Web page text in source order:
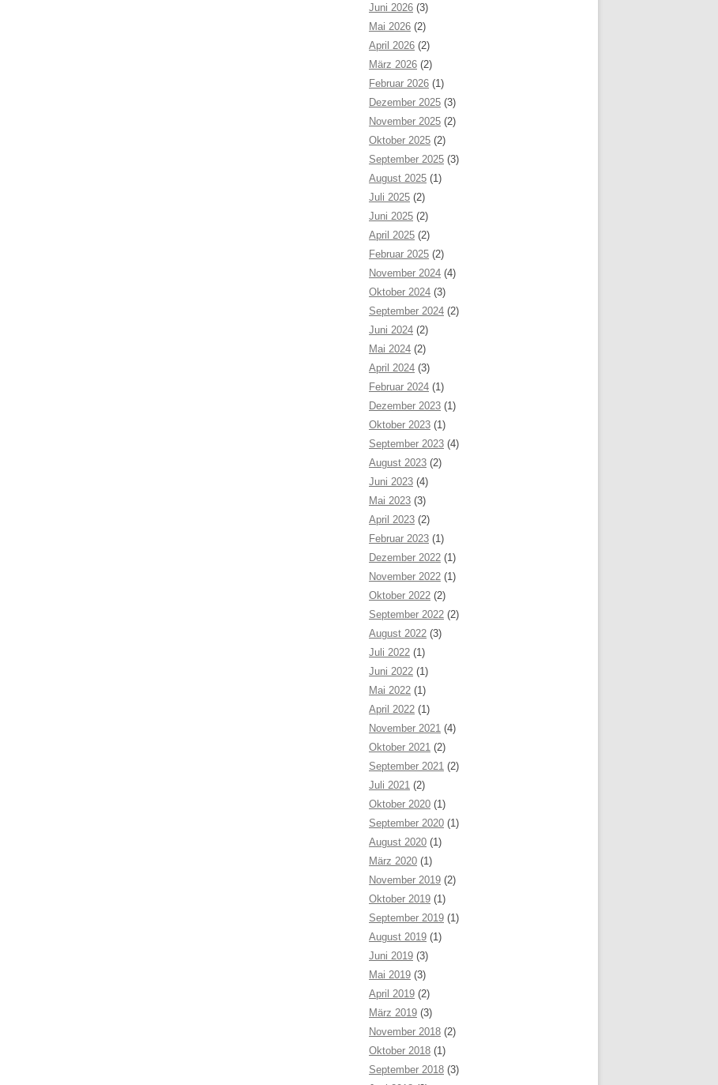
Juni 2026 (3)
Mai 2026 (2)
April 2026 (2)
März 2026 (2)
Februar 2026 (1)
Dezember 2025 (3)
November 2025 (2)
Oktober 2025 (2)
September 2025 (3)
August 2025 (1)
Juli 2025 (2)
Juni 2025 (2)
April 2025 (2)
Februar 2025 (2)
November 2024 (4)
Oktober 2024 (3)
September 2024 (2)
Juni 2024 (2)
Mai 2024 (2)
April 2024 (3)
Februar 2024 (1)
Dezember 2023 (1)
Oktober 2023 (1)
September 2023 (4)
August 2023 (2)
Juni 2023 (4)
Mai 2023 (3)
April 2023 (2)
Februar 2023 (1)
Dezember 2022 (1)
November 2022 (1)
Oktober 2022 (2)
September 2022 (2)
August 2022 (3)
Juli 2022 (1)
Juni 2022 (1)
Mai 2022 (1)
April 2022 (1)
November 2021 (4)
Oktober 2021 (2)
September 2021 (2)
Juli 2021 (2)
Oktober 2020 (1)
September 2020 (1)
August 2020 (1)
März 2020 (1)
November 2019 (2)
Oktober 2019 (1)
September 2019 (1)
August 2019 (1)
Juni 2019 (3)
Mai 2019 (3)
April 2019 (2)
März 2019 (3)
November 2018 (2)
Oktober 2018 (1)
September 2018 (3)